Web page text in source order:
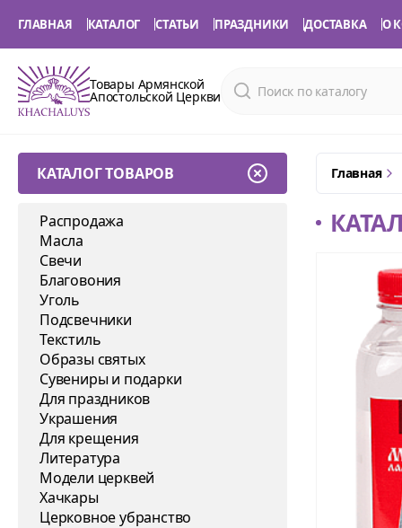
ГЛАВНАЯ КАТАЛОГ СТАТЬИ ПРАЗДНИКИ ДОСТАВКА О
Товары Армянской
Апостольской Церкви
КАТАЛОГ ТОВАРОВ
Распродажа
Масла
Свечи
Благовония
Уголь
Подсвечники
Текстиль
Образы святых
Сувениры и подарки
Для праздников
Украшения
Для крещения
Литература
Модели церквей
Хачкары
Церковное убранство
Главная